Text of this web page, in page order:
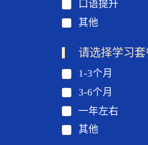
口语提升
其他
请选择学习套
1-3个月
3-6个月
一年左右
其他